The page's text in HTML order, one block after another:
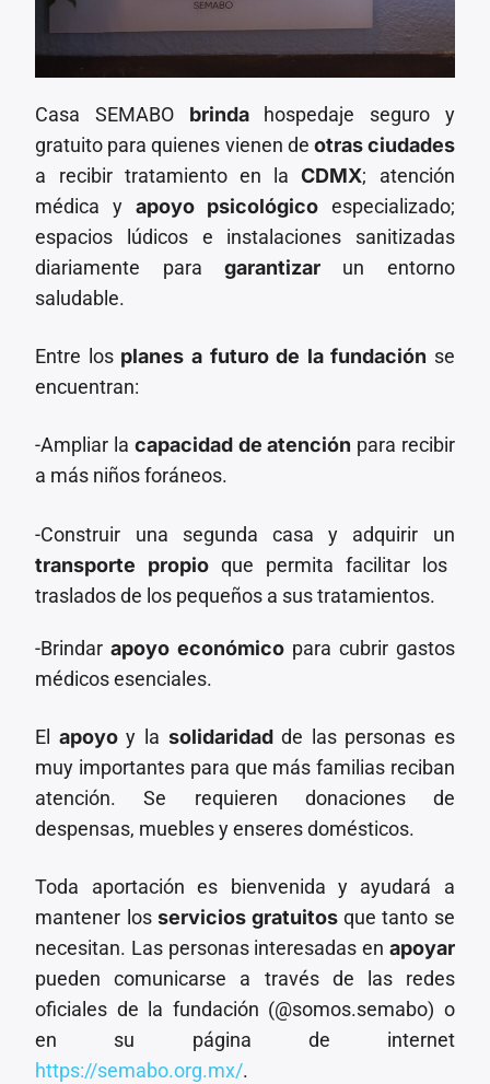
Casa SEMABO brinda hospedaje seguro y
gratuito para quienes vienen de otras ciudades
a recibir tratamiento en laCDMX; atención
médica y apoyo psicológico especializado;
espacios lúdicos e instalaciones sanitizadas
diariamente para garantizar un entorno
saludable.
Entre los planes a futuro de la fundación se
encuentran:
-Ampliar la capacidad de atención para recibir
a más niños foráneos.
-Construir una segunda casa y adquirir un
transporte propio que permita facilitar los
traslados de los pequeños a sus tratamientos.
-Brindarapoyo económico para cubrir gastos
médicos esenciales.
El apoyoy la solidaridadde las personas es
muy importantes para que más familias reciban
atención. Se requieren donaciones de
despensas, muebles y enseres domésticos.
Toda aportación es bienvenida y ayudará a
mantener los servicios gratuitos que tanto se
necesitan. Las personas interesadas en apoyar
pueden comunicarse a través de las redes
oficiales de la fundación (@somos.semabo) o
en su página de internet
https://semabo.org.mx/.